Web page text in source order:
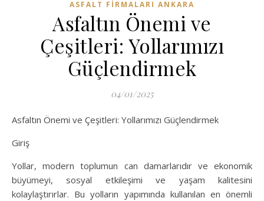
ASFALT FIRMALARI ANKARA
Asfaltın Önemi ve
Çeşitleri: Yollarımızı
Güçlendirmek
04/01/2025
Asfaltın Önemi ve Çeşitleri: Yollarımızı Güçlendirmek
Giriş
Yollar, modern toplumun can damarlarıdır ve ekonomik
büyümeyi, sosyal etkileşimi ve yaşam kalitesini
kolaylaştırırlar. Bu yolların yapımında kullanılan en önemli